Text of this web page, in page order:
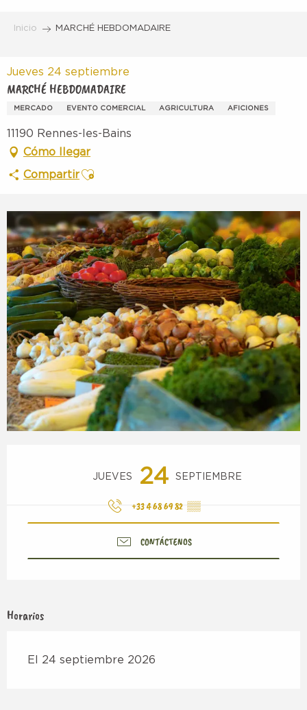
Inicio MARCHÉ HEBDOMADAIRE
Jueves 24 septiembre
MARCHÉ HEBDOMADAIRE
MERCADO EVENTO COMERCIAL AGRICULTURA AFICIONES
11190 Rennes-les-Bains
Cómo llegar
CompartirAjouter aux favoris
JUEVES 24 SEPTIEMBRE
+33 4 68 69 82 ▒▒
CONTÁCTENOS
Horarios
El 24 septiembre 2026